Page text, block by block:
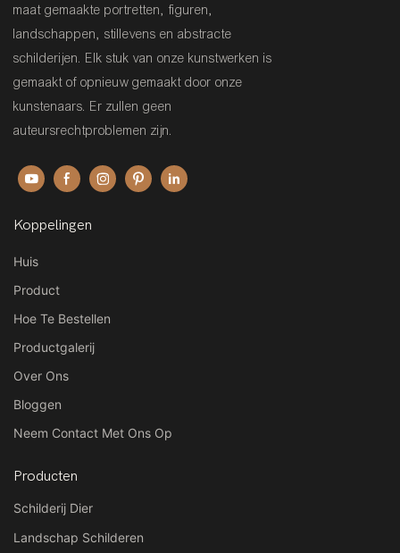
maat gemaakte portretten, figuren,
landschappen, stillevens en abstracte
schilderijen. Elk stuk van onze kunstwerken is
gemaakt of opnieuw gemaakt door onze
kunstenaars. Er zullen geen
auteursrechtproblemen zijn.
Koppelingen
Huis
Product
Hoe Te Bestellen
Productgalerij
Over Ons
Bloggen
Neem Contact Met Ons Op
Producten
Schilderij Dier
Landschap Schilderen